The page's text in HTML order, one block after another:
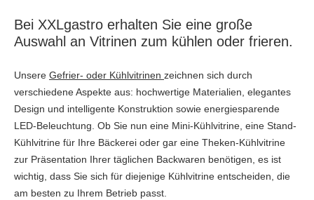
Bei XXLgastro erhalten Sie eine große
Auswahl an Vitrinen zum kühlen oder frieren.
Unsere Gefrier- oder Kühlvitrinen zeichnen sich durch
verschiedene Aspekte aus: hochwertige Materialien, elegantes
Design und intelligente Konstruktion sowie energiesparende
LED-Beleuchtung. Ob Sie nun eine Mini-Kühlvitrine, eine Stand-
Kühlvitrine für Ihre Bäckerei oder gar eine Theken-Kühlvitrine
zur Präsentation Ihrer täglichen Backwaren benötigen, es ist
wichtig, dass Sie sich für diejenige Kühlvitrine entscheiden, die
am besten zu Ihrem Betrieb passt.